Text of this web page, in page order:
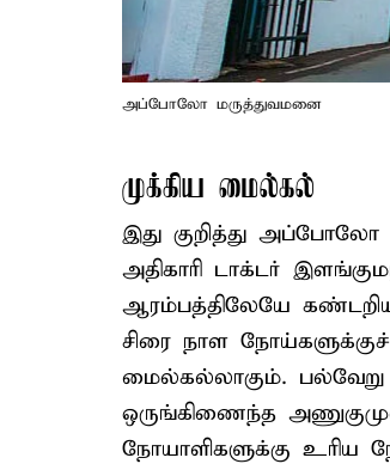
அப்போலோ மருத்துவமனை
முக்கிய மைல்கல்
இது குறித்து
அதிகாரி டாக்டர்
ஆரம்பத்திலேயே
சிரை நாள
மைல்கல்லாகும்.
ஒருங்கிணைந்த
நோயாளிகளுக்கு உரிய